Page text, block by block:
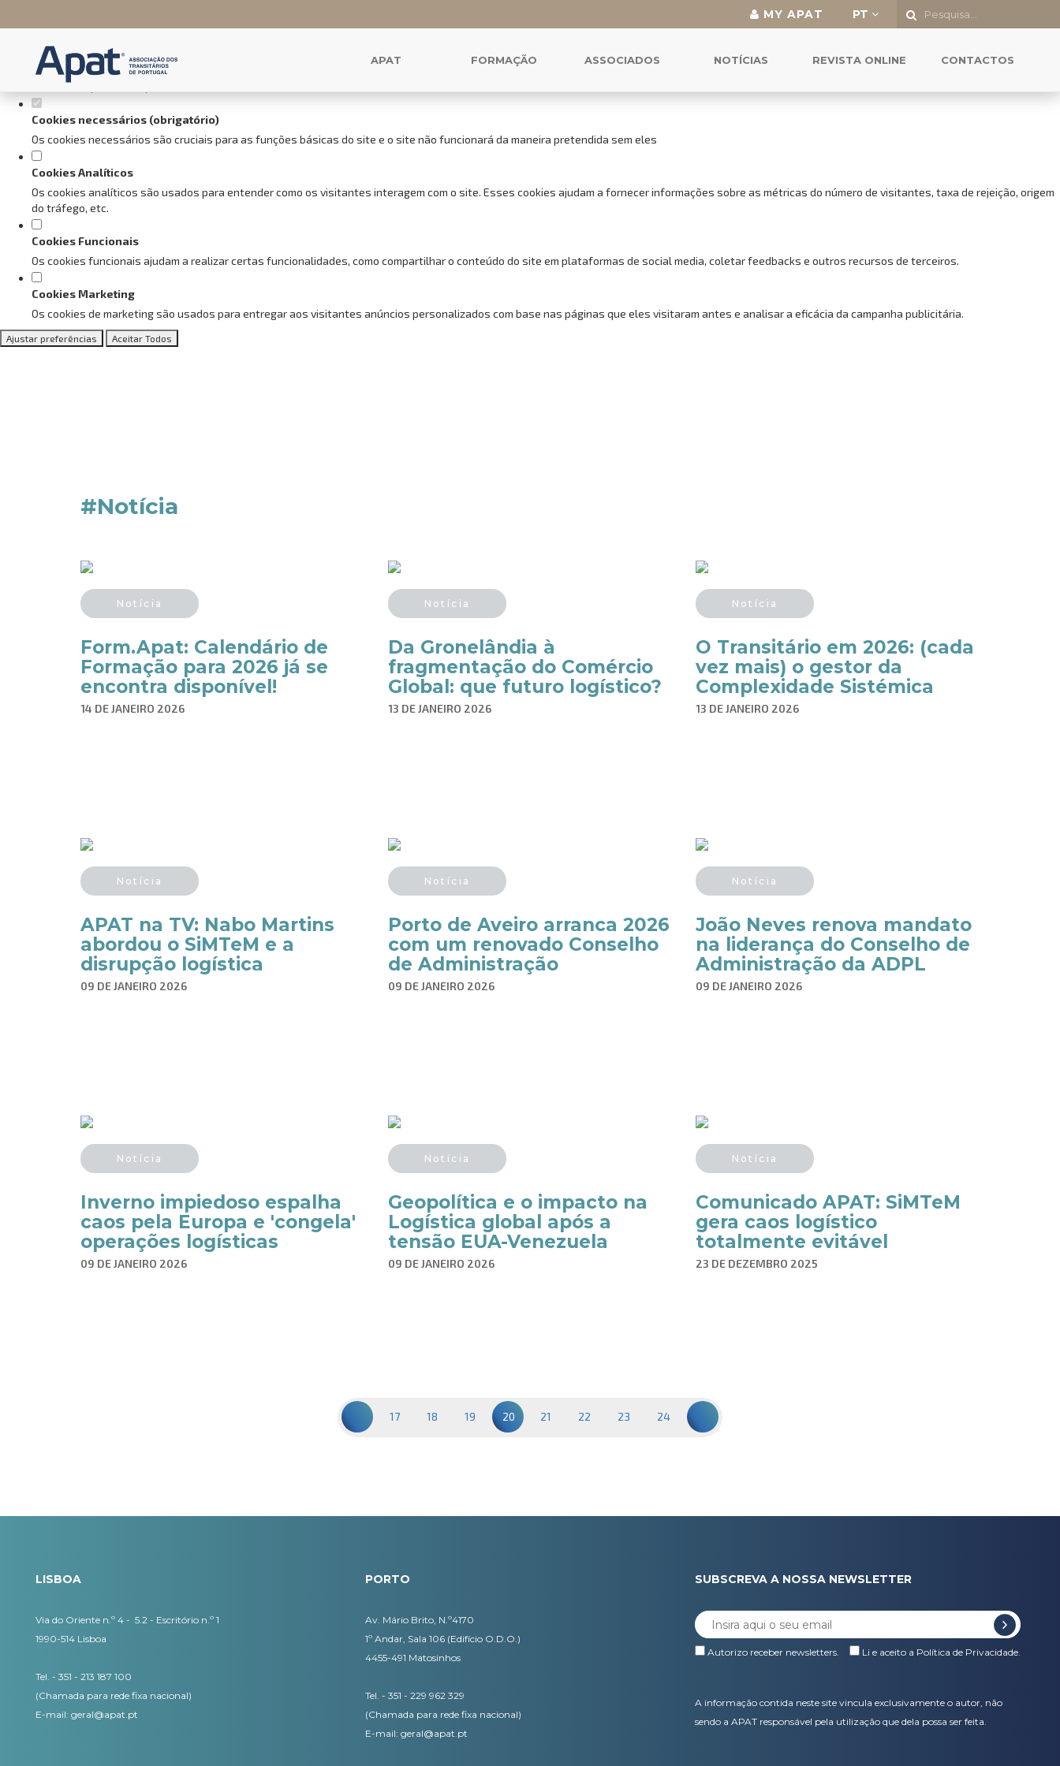
Defina as suas preferências de cookies para este website.
Este website utiliza cookies estritamente necessários, analíticos e funcionais, para lhe oferecer uma boa experiência de navegação e acesso a todas as funcionalidades.
Consulte a nossa
Cookies necessários (obrigatório)
Os cookies necessários são cruciais para as funções básicas do site e o site não funcionará da maneira pretendida sem eles
Cookies Analíticos
Os cookies analíticos são usados para entender como os visitantes interagem com o site. Esses cookies ajudam a fornecer informações sobre as métricas do número de visitantes, taxa de rejeição, origem
do tráfego, etc.
Cookies Funcionais
Os cookies funcionais ajudam a realizar certas funcionalidades, como compartilhar o conteúdo do site em plataformas de social media, coletar feedbacks e outros recursos de terceiros.
Cookies Marketing
Os cookies de marketing são usados para entregar aos visitantes anúncios personalizados com base nas páginas que eles visitaram antes e analisar a eficácia da campanha publicitária.
Ajustar preferências Aceitar Todos
MY APAT PT
APAT FORMAÇÃO ASSOCIADOS NOTÍCIAS REVISTA ONLINE CONTACTOS
#Notícia
Notícia
Form.Apat: Calendário de
Formação para 2026 já se
encontra disponível!
14 DE JANEIRO 2026
Notícia
Da Gronelândia à
fragmentação do Comércio
Global: que futuro logístico?
13 DE JANEIRO 2026
Notícia
O Transitário em 2026: (cada
vez mais) o gestor da
Complexidade Sistémica
13 DE JANEIRO 2026
Notícia
APAT na TV: Nabo Martins
abordou o SiMTeM e a
disrupção logística
09 DE JANEIRO 2026
Notícia
Porto de Aveiro arranca 2026
com um renovado Conselho
de Administração
09 DE JANEIRO 2026
Notícia
João Neves renova mandato
na liderança do Conselho de
Administração da ADPL
09 DE JANEIRO 2026
Notícia
Inverno impiedoso espalha
caos pela Europa e 'congela'
operações logísticas
09 DE JANEIRO 2026
Notícia
Geopolítica e o impacto na
Logística global após a
tensão EUA-Venezuela
09 DE JANEIRO 2026
Notícia
Comunicado APAT: SiMTeM
gera caos logístico
totalmente evitável
23 DE DEZEMBRO 2025
17 18 19 20 21 22 23 24
LISBOA
Via do Oriente n.º 4 - 5.2 - Escritório n.º 1
1990-514 Lisboa
Tel. - 351 - 213 187 100
(Chamada para rede fixa nacional)
E-mail: geral@apat.pt
PORTO
Av. Mário Brito, N.º4170
1º Andar, Sala 106 (Edifício O.D.O.)
4455-491 Matosinhos
Tel. - 351 - 229 962 329
(Chamada para rede fixa nacional)
E-mail: geral@apat.pt
SUBSCREVA A NOSSA NEWSLETTER
Autorizo receber newsletters. Li e aceito a Política de Privacidade.
A informação contida neste site vincula exclusivamente o autor, não
sendo a APAT responsável pela utilização que dela possa ser feita.